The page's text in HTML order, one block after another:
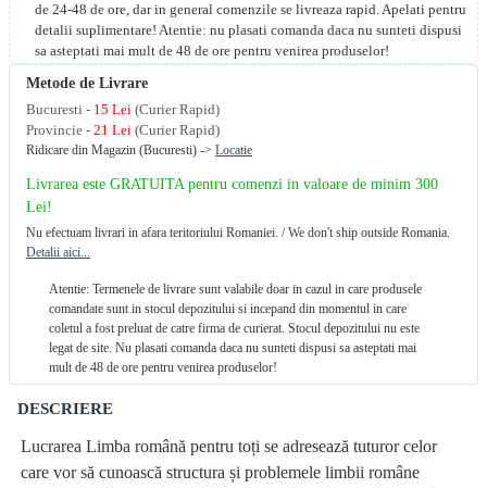
Metode de Livrare
Bucuresti - 15 Lei (Curier Rapid)
Provincie - 21 Lei (Curier Rapid)
Ridicare din Magazin (Bucuresti) -> Locatie
Livrarea este GRATUITA pentru comenzi in valoare de minim 300
Lei!
Nu efectuam livrari in afara teritoriului Romaniei. / We don't ship outside Romania.
Detalii aici...
Atentie: Termenele de livrare sunt valabile doar in cazul in care produsele
comandate sunt in stocul depozitului si incepand din momentul in care
coletul a fost preluat de catre firma de curierat. Stocul depozitului nu este
legat de site. Nu plasati comanda daca nu sunteti dispusi sa asteptati mai
mult de 48 de ore pentru venirea produselor!
de 24-48 de ore, dar in general comenzile se livreaza rapid. Apelati pentru
detalii suplimentare! Atentie: nu plasati comanda daca nu sunteti dispusi
sa asteptati mai mult de 48 de ore pentru venirea produselor!
DESCRIERE
Lucrarea Limba română pentru toți se adresează tuturor celor
care vor să cunoască structura și problemele limbii române